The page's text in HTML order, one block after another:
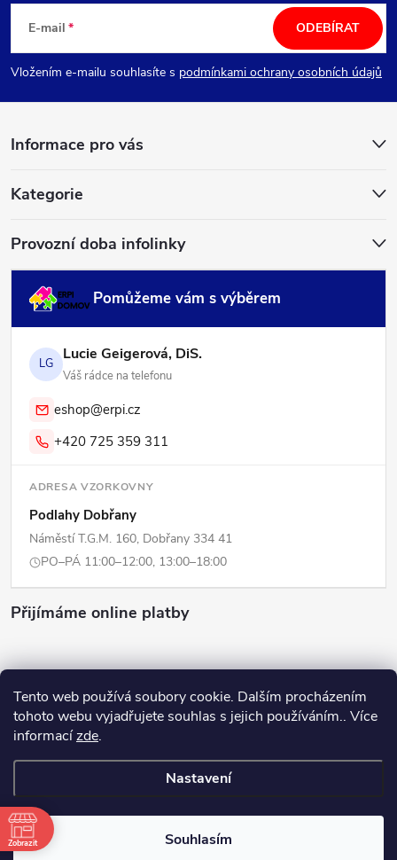
Tento web používá soubory cookie. Dalším procházením
tohoto webu vyjadřujete souhlas s jejich používáním.. Více
informacízde.
Nastavení
Souhlasím
p
E-mail
Vložením e-mailu souhlasíte s podmínkami ochrany osobních údajů
ODEBÍRAT
Informace pro vás
Kategorie
Provozní doba infolinky
Pomůžeme vám s výběrem
LG Lucie Geigerová, DiS.
Váš rádce na telefonu
eshop@erpi.cz
+420 725 359 311
ADRESA VZORKOVNY
Podlahy Dobřany
Náměstí T.G.M. 160, Dobřany 334 41
PO–PÁ 11:00–12:00, 13:00–18:00
Přijímáme online platby
Vytvořil Shoptet
Copyright 2026ERPI - Domov. Všechna práva vyhrazena.Upravit
Odstoupit od smlouvy
Zobrazit